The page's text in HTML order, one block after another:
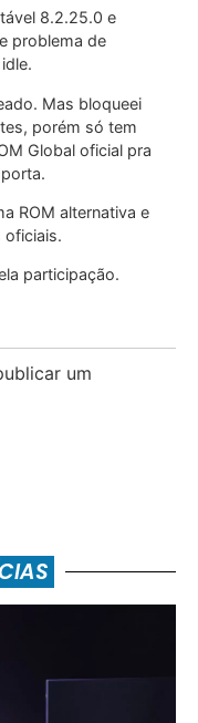
8.2.25.0 e
problema de
Mas bloqueei
porém só tem
Global oficial pra
ROM alternativa e
oficiais.
participação.
um